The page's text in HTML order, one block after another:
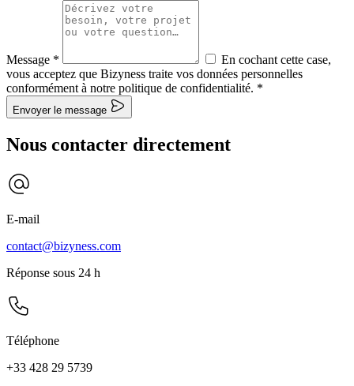
Message *
En cochant cette case,
vous acceptez que Bizyness traite vos données personnelles
conformément à notre politique de confidentialité. *
Envoyer le message
Nous contacter directement
E-mail
contact@bizyness.com
Réponse sous 24 h
Téléphone
+33 428 29 5739